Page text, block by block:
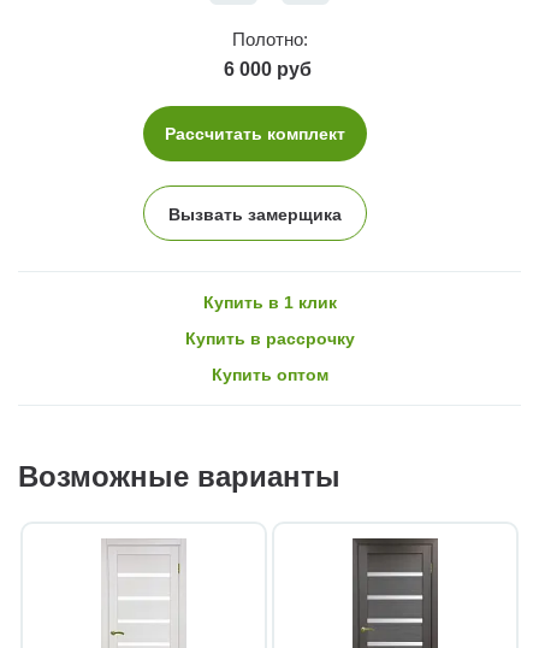
Полотно:
6 000 руб
Рассчитать комплект
Вызвать замерщика
Купить в 1 клик
Купить в рассрочку
Купить оптом
Возможные варианты